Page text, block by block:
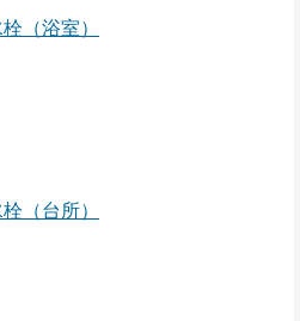
（浴室）
（台所）